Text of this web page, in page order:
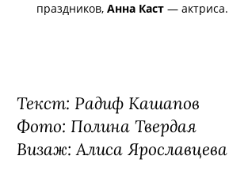
праздников, Анна Каст — актриса.
Текст: Радиф Кашапов
Фото: Полина Твердая
Визаж: Алиса Ярославцева